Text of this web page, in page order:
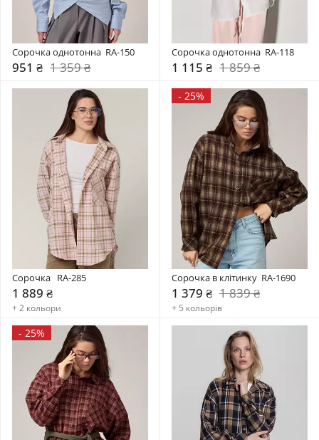
Сорочка однотонна  RA-150
951 ₴ 1 359 ₴
Сорочка однотонна  RA-118
1 115 ₴ 1 859 ₴
Сорочка   RA-285
1 889 ₴
+ 2 кольори
- 25%
Сорочка в клітинку  RA-1690
1 379 ₴ 1 839 ₴
+ 5 кольорів
- 25%